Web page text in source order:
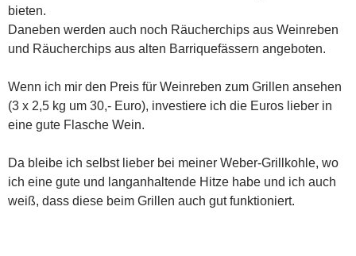
bieten.
Daneben werden auch noch Räucherchips aus Weinreben
und Räucherchips aus alten Barriquefässern angeboten.
Wenn ich mir den Preis für Weinreben zum Grillen ansehen
(3 x 2,5 kg um 30,- Euro), investiere ich die Euros lieber in
eine gute Flasche Wein.
Da bleibe ich selbst lieber bei meiner Weber-Grillkohle, wo
ich eine gute und langanhaltende Hitze habe und ich auch
weiß, dass diese beim Grillen auch gut funktioniert.